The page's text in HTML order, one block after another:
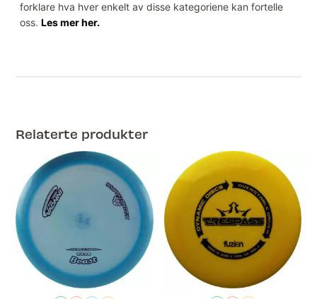
forklare hva hver enkelt av disse kategoriene kan fortelle
oss.Les mer her.
Relaterte produkter